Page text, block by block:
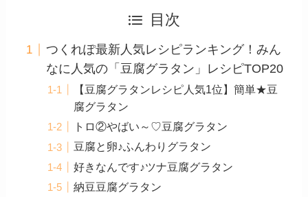
目次
つくれぽ最新人気レシピランキング！みん
なに人気の「豆腐グラタン」レシピTOP20
【豆腐グラタンレシピ人気1位】簡単★豆
腐グラタン
トロ②やばい～♡豆腐グラタン
豆腐と卵♪ふんわりグラタン
好きなんです♪ツナ豆腐グラタン
納豆豆腐グラタン